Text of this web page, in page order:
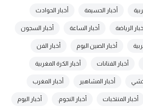
أخبار الحسيمة أخبار الحوادث
أخبار الرياضة أخبار الساعة أخبار السجون
أخبار الصين اليوم أخبار الفن
أخبار الفنانات أخبار الكرة المغربية
أخبار المشاهير أخبار المغرب
أخبار المنتخبات أخبار النجوم. أخبار اليوم